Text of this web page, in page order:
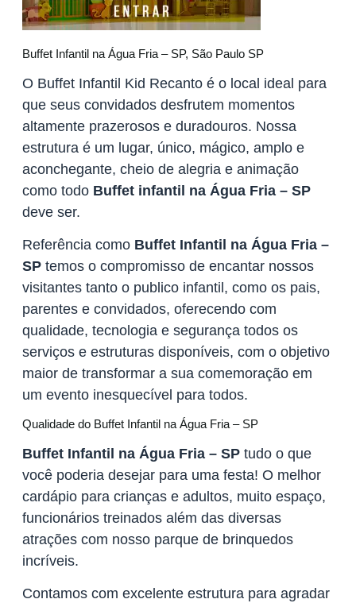
Buffet Infantil na Água Fria – SP, São Paulo SP
O Buffet Infantil Kid Recanto é o local ideal para
que seus convidados desfrutem momentos
altamente prazerosos e duradouros. Nossa
estrutura é um lugar, único, mágico, amplo e
aconchegante, cheio de alegria e animação
como todo Buffet infantil na Água Fria – SP
deve ser.
Referência como Buffet Infantil na Água Fria –
SP temos o compromisso de encantar nossos
visitantes tanto o publico infantil, como os pais,
parentes e convidados, oferecendo com
qualidade, tecnologia e segurança todos os
serviços e estruturas disponíveis, com o objetivo
maior de transformar a sua comemoração em
um evento inesquecível para todos.
Qualidade do Buffet Infantil na Água Fria – SP
Buffet Infantil na Água Fria – SP tudo o que
você poderia desejar para uma festa! O melhor
cardápio para crianças e adultos, muito espaço,
funcionários treinados além das diversas
atrações com nosso parque de brinquedos
incríveis.
Contamos com excelente estrutura para agradar